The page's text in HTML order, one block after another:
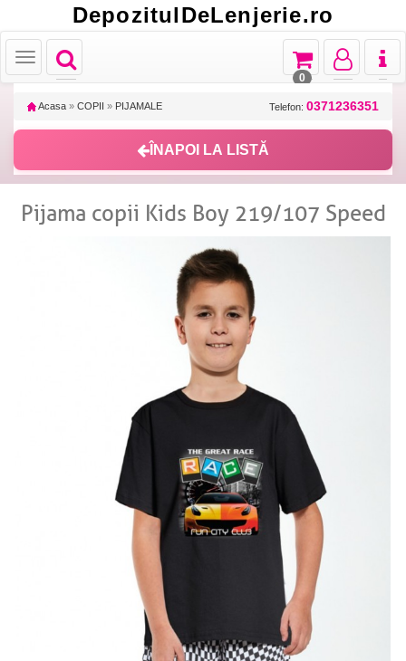
DepozitulDeLenjerie.ro
Toggle
navigation
Toggle
Toggle
navigation
Toggle
navigation
Toggle
navigation
0
Acasa » COPII » PIJAMALE Telefon: 0371236351
ÎNAPOI LA LISTĂ
Pijama copii Kids Boy 219/107 Speed